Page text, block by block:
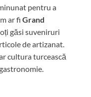
pentru a
ar fi Grand
găsi suveniruri
de artizanat.
cultura turcească